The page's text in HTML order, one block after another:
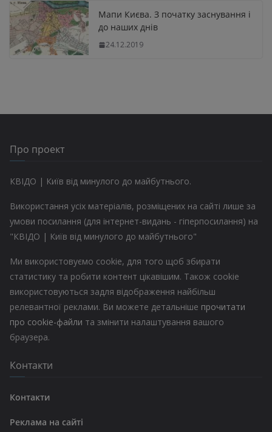
Мапи Києва. З початку заснування і
до наших днів
24.12.2019
Про проект
КВІДО | Київ від минулого до майбутнього.
Використання усіх матеріалів, розміщених на сайті лише за
умови посилання (для інтернет-видань - гіперпосилання) на
"КВІДО | Київ від минулого до майбутнього"
Ми використовуємо cookie, для того щоб збирати
статистику та робити контент цікавішим. Також cookie
використовуються задля відображення найбільш
релевантної реклами. Ви можете детальніше прочитати
про cookie-файли та змінити налаштування вашого
браузера.
Контакти
Контакти
Реклама на сайті